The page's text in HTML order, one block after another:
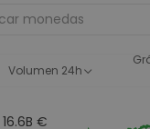
oportunidades de
inteligente para un
Volumen 24h
16.6B €